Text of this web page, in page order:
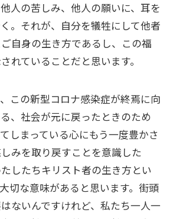
人の苦しみ、他人の願いに、耳を
。それが、自分を犠牲にして他者
自身の生き方であるし、この福
れていることだと思います。
この新型コロナ感染症が終焉に向
、社会が元に戻ったときのため
しまっている心にもう一度豊かさ
みを取り戻すことを意識した
したちキリスト者の生き方とい
切な意味があると思います。街頭
ないんですけれど、私たち一人一